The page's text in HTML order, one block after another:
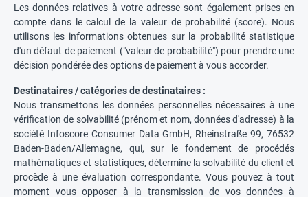
Les données relatives à votre adresse sont également prises en
compte dans le calcul de la valeur de probabilité (score). Nous
utilisons les informations obtenues sur la probabilité statistique
d'un défaut de paiement ("valeur de probabilité") pour prendre une
décision pondérée des options de paiement à vous accorder.
Destinataires / catégories de destinataires :
Nous transmettons les données personnelles nécessaires à une
vérification de solvabilité (prénom et nom, données d'adresse) à la
société Infoscore Consumer Data GmbH, Rheinstraße 99, 76532
Baden-Baden/Allemagne, qui, sur le fondement de procédés
mathématiques et statistiques, détermine la solvabilité du client et
procède à une évaluation correspondante. Vous pouvez à tout
moment vous opposer à la transmission de vos données à